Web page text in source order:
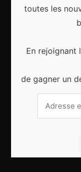
Les
Pourquoi les
nouvelle
toutes les
En rejoignant
de gagner un